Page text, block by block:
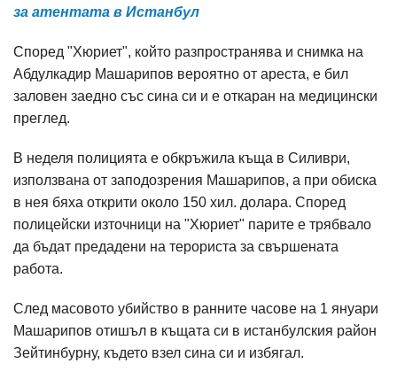
за атентата в Истанбул
Според "Хюриет", който разпространява и снимка на
Абдулкадир Машарипов вероятно от ареста, е бил
заловен заедно със сина си и е откаран на медицински
преглед.
В неделя полицията е обкръжила къща в Силиври,
използвана от заподозрения Машарипов, а при обиска
в нея бяха открити около 150 хил. долара. Според
полицейски източници на "Хюриет" парите е трябвало
да бъдат предадени на терориста за свършената
работа.
След масовото убийство в ранните часове на 1 януари
Машарипов отишъл в къщата си в истанбулския район
Зейтинбурну, където взел сина си и избягал.